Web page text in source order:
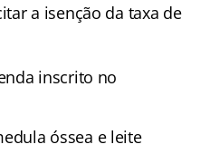
a isenção da taxa de
inscrito no
óssea e leite